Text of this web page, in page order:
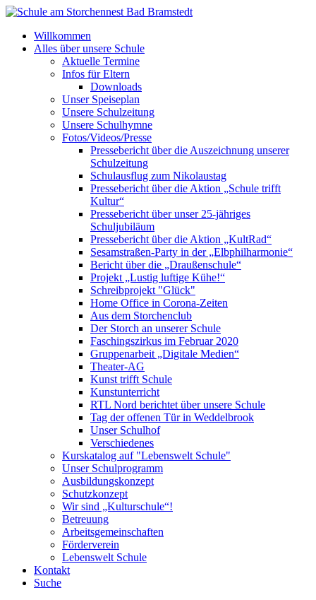
Willkommen
Alles über unsere Schule
Aktuelle Termine
Infos für Eltern
Downloads
Unser Speiseplan
Unsere Schulzeitung
Unsere Schulhymne
Fotos/Videos/Presse
Pressebericht über die Auszeichnung unserer
Schulzeitung
Schulausflug zum Nikolaustag
Pressebericht über die Aktion „Schule trifft
Kultur“
Pressebericht über unser 25-jähriges
Schuljubiläum
Pressebericht über die Aktion „KultRad“
Sesamstraßen-Party in der „Elbphilharmonie“
Bericht über die „Draußenschule“
Projekt „Lustig luftige Kühe!“
Schreibprojekt "Glück"
Home Office in Corona-Zeiten
Aus dem Storchenclub
Der Storch an unserer Schule
Faschingszirkus im Februar 2020
Gruppenarbeit „Digitale Medien“
Theater-AG
Kunst trifft Schule
Kunstunterricht
RTL Nord berichtet über unsere Schule
Tag der offenen Tür in Weddelbrook
Unser Schulhof
Verschiedenes
Kurskatalog auf "Lebenswelt Schule"
Unser Schulprogramm
Ausbildungskonzept
Schutzkonzept
Wir sind „Kulturschule“!
Betreuung
Arbeitsgemeinschaften
Förderverein
Lebenswelt Schule
Kontakt
Suche